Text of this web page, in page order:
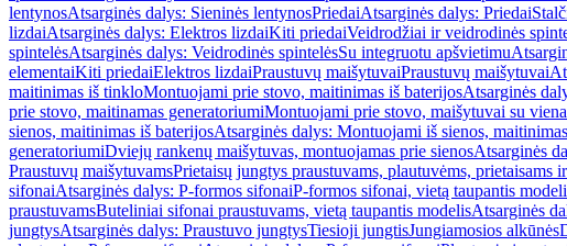
lentynosAtsarginės dalys: Sieninės lentynosPriedaiAtsarginės dalys: Priedai
lizdaiAtsarginės dalys: Elektros lizdaiKiti priedaiVeidrodžiai ir veidrodinės
spintelėsAtsarginės dalys: Veidrodinės spintelėsSu integruotu apšvietimu
elementaiKiti priedaiElektros lizdaiPraustuvų maišytuvaiPraustuvų maišytuvai
maitinimas iš tinkloMontuojami prie stovo, maitinimas iš baterijosAtsarginės
prie stovo, maitinamas generatoriumiMontuojami prie stovo, maišytuvai su
sienos, maitinimas iš baterijosAtsarginės dalys: Montuojami iš sienos,
generatoriumiDviejų rankenų maišytuvas, montuojamas prie sienosAtsarginės
Praustuvų maišytuvamsPrietaisų jungtys praustuvams, plautuvėms, prietaisams
sifonaiAtsarginės dalys: P-formos sifonaiP-formos sifonai, vietą taupantis
praustuvamsButeliniai sifonai praustuvams, vietą taupantis modelisAtsarginės
jungtysAtsarginės dalys: Praustuvo jungtysTiesioji jungtisJungiamosios alkūnės